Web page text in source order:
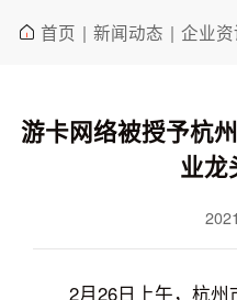
首页 | 新闻动态 | 企业
游卡网络被授予杭
业龙
2月26日上午，杭